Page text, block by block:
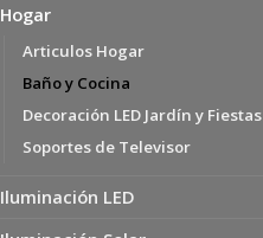
Hogar
Articulos Hogar
Baño y Cocina
Decoración LED Jardín y Fiestas
Soportes de Televisor
Iluminación LED